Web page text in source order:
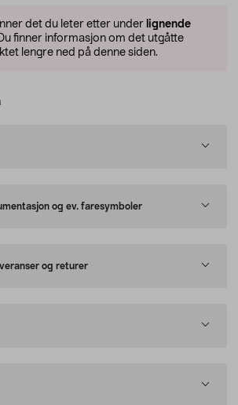
det du leter etter under lignende
finner informasjon om det utgåtte
lengre ned på denne siden.
og ev. faresymboler
og returer